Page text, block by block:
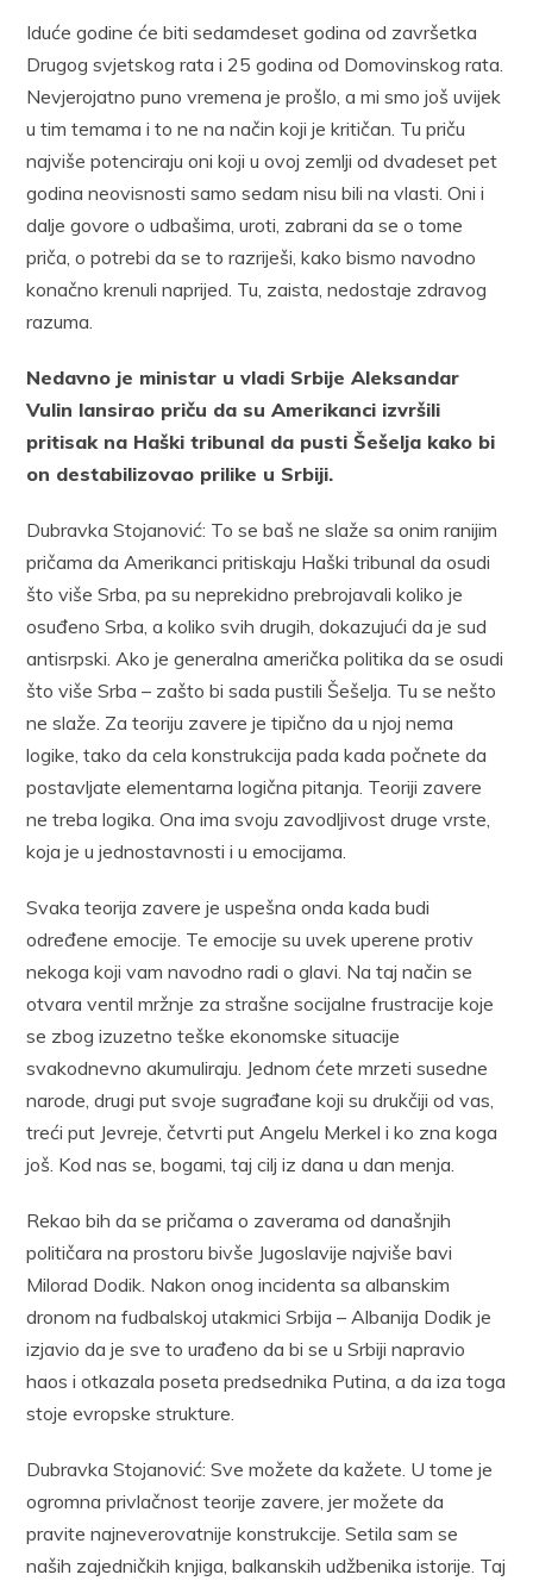
Iduće godine će biti sedamdeset godina od završetka
Drugog svjetskog rata i 25 godina od Domovinskog rata.
Nevjerojatno puno vremena je prošlo, a mi smo još uvijek
u tim temama i to ne na način koji je kritičan. Tu priču
najviše potenciraju oni koji u ovoj zemlji od dvadeset pet
godina neovisnosti samo sedam nisu bili na vlasti. Oni i
dalje govore o udbašima, uroti, zabrani da se o tome
priča, o potrebi da se to razriješi, kako bismo navodno
konačno krenuli naprijed. Tu, zaista, nedostaje zdravog
razuma.
Nedavno je ministar u vladi Srbije Aleksandar
Vulin lansirao priču da su Amerikanci izvršili
pritisak na Haški tribunal da pusti Šešelja kako bi
on destabilizovao prilike u Srbiji.
​Dubravka Stojanović: To se baš ne slaže sa onim ranijim
pričama da Amerikanci pritiskaju Haški tribunal da osudi
što više Srba, pa su neprekidno prebrojavali koliko je
osuđeno Srba, a koliko svih drugih, dokazujući da je sud
antisrpski. Ako je generalna američka politika da se osudi
što više Srba – zašto bi sada pustili Šešelja. Tu se nešto
ne slaže. Za teoriju zavere je tipično da u njoj nema
logike, tako da cela konstrukcija pada kada počnete da
postavljate elementarna logična pitanja. Teoriji zavere
ne treba logika. Ona ima svoju zavodljivost druge vrste,
koja je u jednostavnosti i u emocijama.
Svaka teorija zavere je uspešna onda kada budi
određene emocije. Te emocije su uvek uperene protiv
nekoga koji vam navodno radi o glavi. Na taj način se
otvara ventil mržnje za strašne socijalne frustracije koje
se zbog izuzetno teške ekonomske situacije
svakodnevno akumuliraju. Jednom ćete mrzeti susedne
narode, drugi put svoje sugrađane koji su drukčiji od vas,
treći put Jevreje, četvrti put Angelu Merkel i ko zna koga
još. Kod nas se, bogami, taj cilj iz dana u dan menja.
Rekao bih da se pričama o zaverama od današnjih
političara na prostoru bivše Jugoslavije najviše bavi
Milorad Dodik. Nakon onog incidenta sa albanskim
dronom na fudbalskoj utakmici Srbija – Albanija Dodik je
izjavio da je sve to urađeno da bi se u Srbiji napravio
haos i otkazala poseta predsednika Putina, a da iza toga
stoje evropske strukture.
Dubravka Stojanović: Sve možete da kažete. U tome je
ogromna privlačnost teorije zavere, jer možete da
pravite najneverovatnije konstrukcije. Setila sam se
naših zajedničkih knjiga, balkanskih udžbenika istorije. Taj